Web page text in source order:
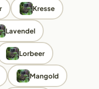
Kresse
Lavendel
Lorbeer
Mangold